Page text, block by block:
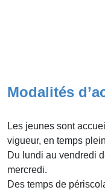
Modalités
Les jeunes sont
vigueur, en temps
Du lundi au vendredi
mercredi.
Des temps de